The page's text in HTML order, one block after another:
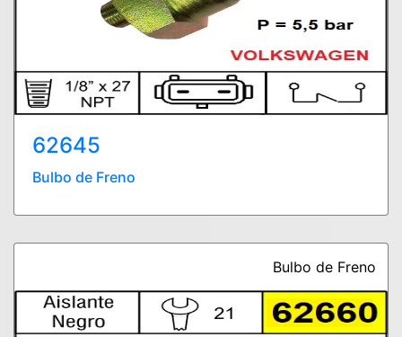
62645
Bulbo de Freno
Bulbo de Freno